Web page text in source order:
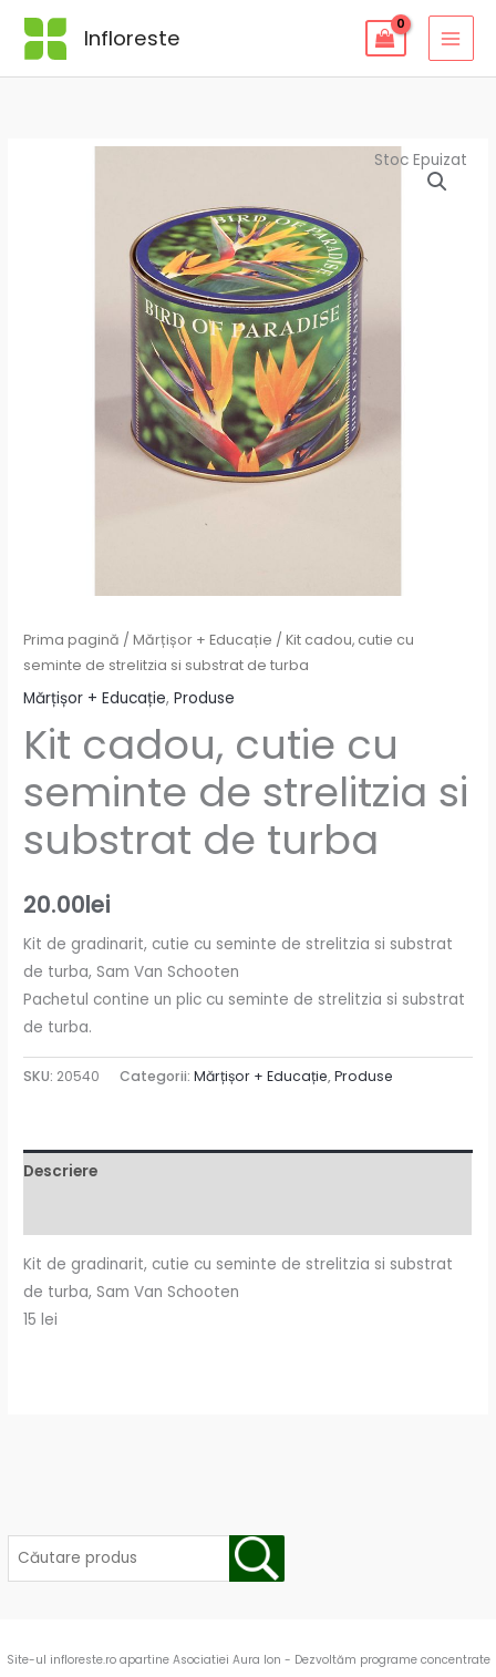
Skip
Infloreste
Stoc Epuizat
Prima pagină /Mărțișor + Educație / Kit cadou, cutie cu
seminte de strelitzia si substrat de turba
Mărțișor + Educație,Produse
Kit cadou, cutie cu
seminte de strelitzia si
substrat de turba
20.00lei
Kit de gradinarit, cutie cu seminte de strelitzia si substrat
de turba, Sam Van Schooten
Pachetul contine un plic cu seminte de strelitzia si substrat
de turba.
SKU: 20540 Categorii:Mărțișor + Educație,Produse
Descriere
Kit de gradinarit, cutie cu seminte de strelitzia si substrat
de turba, Sam Van Schooten
15 lei
Site-ul infloreste.ro apartine Asociatiei Aura Ion - Dezvoltăm programe concentrate